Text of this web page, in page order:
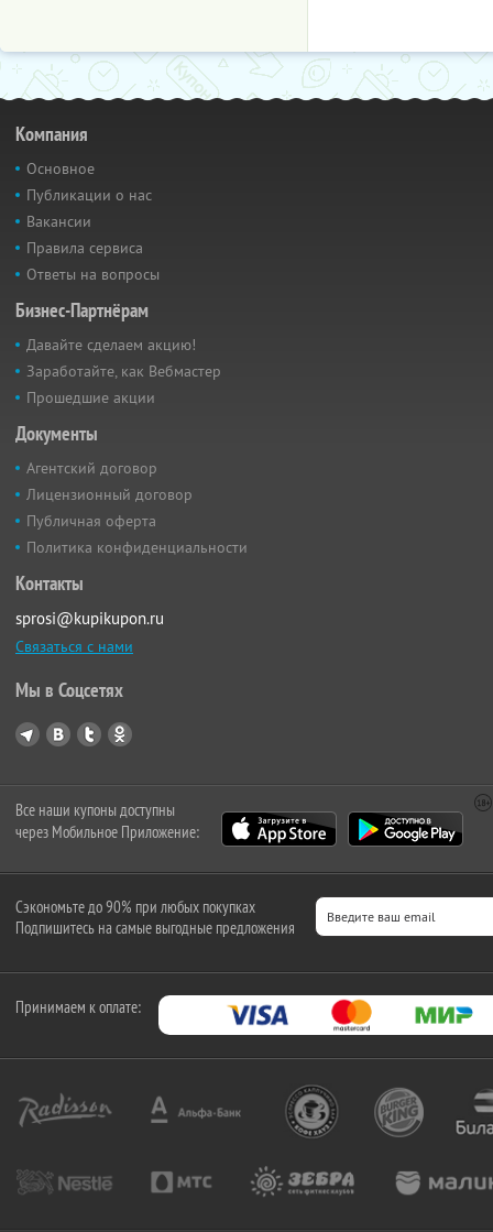
Компания
Основное
Публикации о нас
Вакансии
Правила сервиса
Ответы на вопросы
Бизнес-Партнёрам
Давайте сделаем акцию!
Заработайте, как Вебмастер
Прошедшие акции
Документы
Агентский договор
Лицензионный договор
Публичная оферта
Политика конфиденциальности
Контакты
sprosi@kupikupon.ru
Связаться с нами
Мы в Соцсетях
Все наши купоны доступны
через Мобильное Приложение:
Сэкономьте до 90% при любых покупках
Подпишитесь на самые выгодные предложения
Принимаем к оплате: